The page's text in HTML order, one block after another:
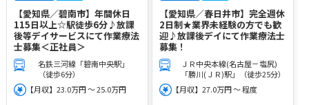
【愛知県／碧南市】年間休日
115日以上☆駅徒歩6分♪放課
後等デイサービスにて作業療法
士募集＜正社員＞
名鉄三河線「碧南中央駅」
（徒歩6分）
【月収】23.0万円 ～ 25.0万円
【愛知県／春日井市】完全週休
2日制★業界未経験の方でも歓
迎♪放課後デイにて作業療法士
募集！
ＪＲ中央本線(名古屋－塩尻)
「勝川(ＪＲ)駅」（徒歩25分）
【月収】27.0万円 ～ 程度